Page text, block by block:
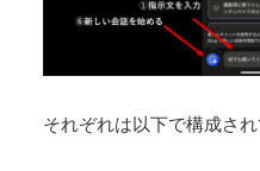
それぞれは以下で構成され